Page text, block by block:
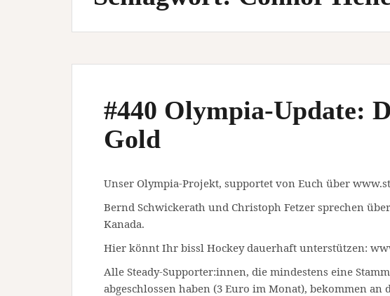
#440 Olympia-Update:
Gold
Unser Olympia-Projekt, supportet von Euch über
Bernd Schwickerath und Christoph Fetzer sprechen
Kanada.
Hier könnt Ihr bissl Hockey dauerhaft unterstützen:
Alle Steady-Supporter:innen, die mindestens eine
abgeschlossen haben (3 Euro im Monat), bekommen an